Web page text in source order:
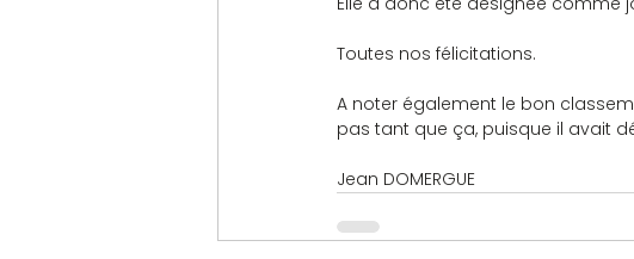
Toutes nos félicitations.
A noter également le bon
pas tant que ça, puisque il avait
Jean DOMERGUE